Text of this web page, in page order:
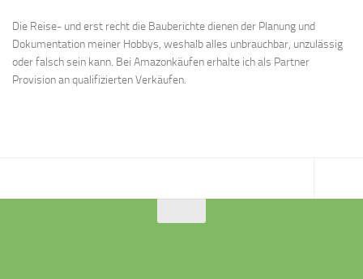
Die Reise- und erst recht die Bauberichte dienen der Planung und
Dokumentation meiner Hobbys, weshalb alles unbrauchbar, unzulässig
oder falsch sein kann. Bei Amazonkäufen erhalte ich als Partner
Provision an qualifizierten Verkäufen.